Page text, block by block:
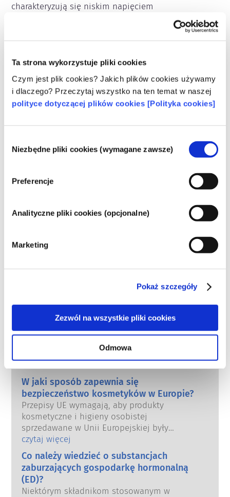
Ta strona wykorzystuje pliki cookies
Czym jest plik cookies? Jakich plików cookies używamy
i dlaczego? Przeczytaj wszystko na ten temat w naszej
polityce dotyczącej plików cookies [Polityka cookies]
zgody
Niezbędne pliki cookies (wymagane zawsze)
Preferencje
Analityczne pliki cookies (opcjonalne)
Marketing
Pokaż szczegóły
Zezwól na wszystkie pliki cookies
Odmowa
charakteryzują się niskim napięciem
powierzchniowym, dzięki czemu posiadają dobrą
zdolności do rozprowadzania, tworząc na skórze film
ochronny, który przepuszcza parę wodną. Nie
zatykającego porów i są szczególnie dobrze
tolerowane przez skórę. Ze względu na ich korzystne
właściwości kosmetyczne są często stosowane w
kosmetykach do pielęgnacji skóry i włosów.
Należy do następujących grup substancji
Składniki do pielęgnacji skóry
Składniki pielęgnujące włosy / Środki
Składniki zagęszczające (zagęstniki) / regulatory
konsystencji
Regulacje dotyczące kosmetyków
prawnym. Należy pamiętać, że w przypadku
składników kosmetycznych, poza UE mogą
Poznaj swoje kosmetyki
W jaki sposób zapewnia się
bezpieczeństwo kosmetyków w Europie?
Przepisy UE wymagają, aby produkty
kosmetyczne i higieny osobistej
sprzedawane w Unii Europejskiej były
bezpieczne. Firmy oraz krajowe i europejskie
organy regulacyjne wspólnie ponoszą
odpowiedzialność za bezpieczeństwo
produktów kosmetycznych.
czytaj więcej
Co należy wiedzieć o substancjach
zaburzających gospodarkę hormonalną
(ED)?
Niektórym składnikom stosowanym w